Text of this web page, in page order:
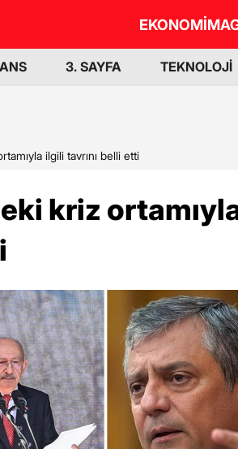
EKONOMİ
3. SAYFA TEKNOLOJİ
ilgili tavrını belli etti
kriz